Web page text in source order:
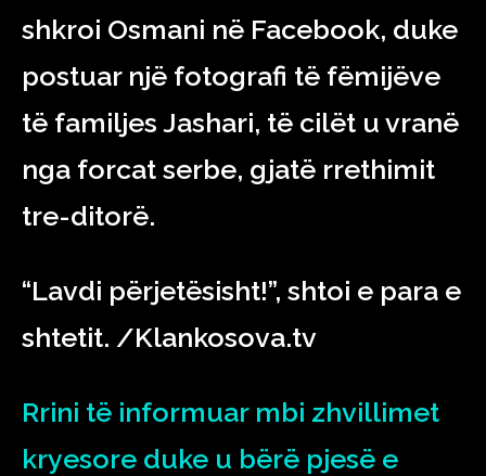
shkroi Osmani në Facebook, duke
postuar një fotografi të fëmijëve
të familjes Jashari, të cilët u vranë
nga forcat serbe, gjatë rrethimit
tre-ditorë.
“Lavdi përjetësisht!”, shtoi e para e
shtetit. /Klankosova.tv
Rrini të informuar mbi zhvillimet
kryesore duke u bërë pjesë e